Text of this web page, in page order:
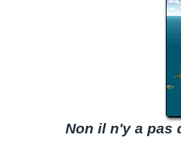
Non il n'y a pas